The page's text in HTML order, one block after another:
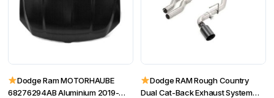
Dodge Ram MOTORHAUBE
68276294AB Aluminium 2019-
Dodge RAM Rough Country
Dual Cat-Back Exhaust System